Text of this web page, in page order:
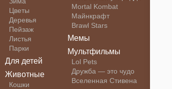
Цветы
Деревья
Пейзаж
Листья
Парки
Для детей
Животные
Кошки
Mortal Kombat
Майнкрафт
Brawl Stars
Мемы
Мультфильмы
Lol Pets
Дружба — это чудо
Вселенная Стивена